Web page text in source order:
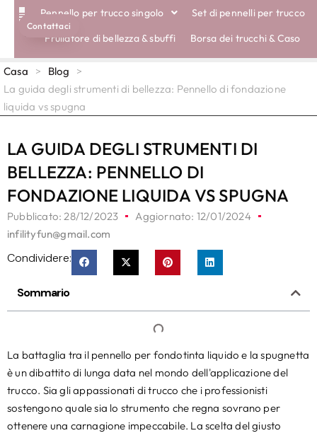
Contattaci
Pennello per trucco singolo
Set di pennelli per trucco
Frullatore di bellezza & sbuffi
Borsa dei trucchi & Caso
Casa > Blog
>
La guida degli strumenti di bellezza: Pennello di fondazione
liquida vs spugna
LA GUIDA DEGLI STRUMENTI DI
BELLEZZA: PENNELLO DI
FONDAZIONE LIQUIDA VS SPUGNA
Pubblicato:28/12/2023
Aggiornato: 12/01/2024
infilityfun@gmail.com
Condividere:
Sommario
La battaglia tra il pennello per fondotinta liquido e la spugnetta
è un dibattito di lunga data nel mondo dell'applicazione del
trucco. Sia gli appassionati di trucco che i professionisti
sostengono quale sia lo strumento che regna sovrano per
ottenere una carnagione impeccabile. La scelta del giusto